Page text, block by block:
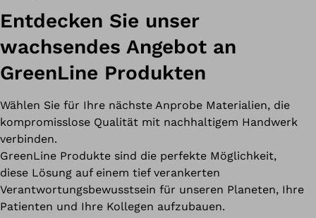
Entdecken Sie unser
wachsendes Angebot an
GreenLine Produkten
Wählen Sie für Ihre nächste Anprobe Materialien, die
kompromisslose Qualität mit nachhaltigem Handwerk
verbinden.
GreenLine Produkte sind die perfekte Möglichkeit,
diese Lösung auf einem tief verankerten
Verantwortungsbewusstsein für unseren Planeten, Ihre
Patienten und Ihre Kollegen aufzubauen.